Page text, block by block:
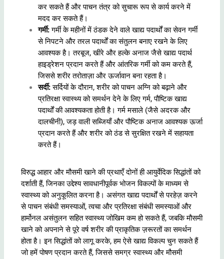
कर सकते हैं और पाचन तंत्र को सुचारू रूप से कार्य करने में
मदद कर सकते हैं।
गर्मी:गर्मी के महीनों में ठंडक देने वाले खाद्य पदार्थों का सेवन गर्मी
से निपटने और तरल पदार्थों का संतुलन बनाए रखने के लिए
आवश्यक है। तरबूज, खीरे और हल्के अनाज जैसे खाद्य पदार्थ
हाइड्रेशन प्रदान करते हैं और आंतरिक गर्मी को कम करते हैं,
जिससे शरीर तरोताज़ा और ऊर्जावान बना रहता है।
सर्दी:सर्दियों के दौरान, शरीर को पाचन अग्नि को बढ़ाने और
प्रतिरक्षा स्वास्थ्य को समर्थन देने के लिए गर्म, पौष्टिक खाद्य
पदार्थों की आवश्यकता होती है। गर्म मसाले (जैसे अदरक और
दालचीनी), जड़ वाली सब्जियाँ और पौष्टिक अनाज आवश्यक ऊर्जा
प्रदान करते हैं और शरीर को ठंड से सुरक्षित रखने में सहायता
करते हैं।
विरुद्ध आहार और मौसमी खाने की प्रथाएँ दोनों ही आयुर्वेदिक सिद्धांतों को
दर्शाती हैं, जिनका उद्देश्य सावधानीपूर्वक भोजन विकल्पों के माध्यम से
स्वास्थ्य को अनुकूलित करना है। असंगत खाद्य पदार्थों से परहेज़ करने
से पाचन संबंधी समस्याओं, त्वचा और प्रतिरक्षा संबंधी समस्याओं और
हार्मोनल असंतुलन सहित स्वास्थ्य जोखिम कम हो सकते हैं, जबकि मौसमी
खाने को अपनाने से पूरे वर्ष शरीर की प्राकृतिक ज़रूरतों का समर्थन
होता है। इन सिद्धांतों को लागू करके, हम ऐसे खाद्य विकल्प चुन सकते हैं
जो हमें पोषण प्रदान करते हैं, जिससे समग्र स्वास्थ्य और मौसमी